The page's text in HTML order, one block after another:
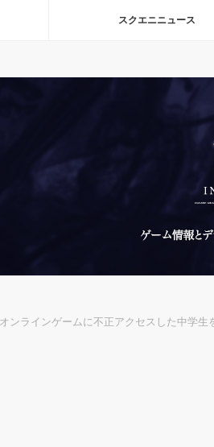
スクエニニュース
ンラインゲームに不正アクセスした中学生